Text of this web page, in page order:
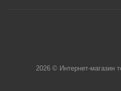
2026 © Интернет-магазин